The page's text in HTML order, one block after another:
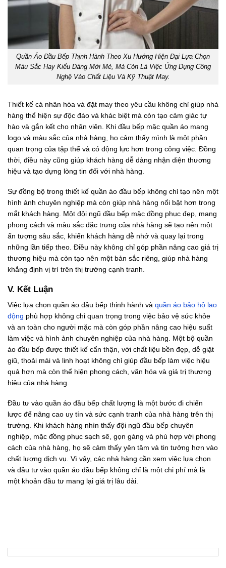
Quần Áo Đầu Bếp Thịnh Hành Theo Xu Hướng Hiện Đại Lựa Chọn
Màu Sắc Hay Kiểu Dáng Mới Mẻ, Mà Còn Là Việc Ứng Dụng Công
Nghệ Vào Chất Liệu Và Kỹ Thuật May.
Thiết kế cá nhân hóa và đặt may theo yêu cầu không chỉ giúp nhà
hàng thể hiện sự độc đáo và khác biệt mà còn tạo cảm giác tự
hào và gắn kết cho nhân viên. Khi đầu bếp mặc quần áo mang
logo và màu sắc của nhà hàng, họ cảm thấy mình là một phần
quan trọng của tập thể và có động lực hơn trong công việc. Đồng
thời, điều này cũng giúp khách hàng dễ dàng nhận diện thương
hiệu và tạo dựng lòng tin đối với nhà hàng.
Sự đồng bộ trong thiết kế quần áo đầu bếp không chỉ tạo nên một
hình ảnh chuyên nghiệp mà còn giúp nhà hàng nổi bật hơn trong
mắt khách hàng. Một đội ngũ đầu bếp mặc đồng phục đẹp, mang
phong cách và màu sắc đặc trưng của nhà hàng sẽ tạo nên một
ấn tượng sâu sắc, khiến khách hàng dễ nhớ và quay lại trong
những lần tiếp theo. Điều này không chỉ góp phần nâng cao giá trị
thương hiệu mà còn tạo nên một bản sắc riêng, giúp nhà hàng
khẳng định vị trí trên thị trường cạnh tranh.
V. Kết Luận
Việc lựa chọn quần áo đầu bếp thịnh hành và quần áo bảo hộ lao
động phù hợp không chỉ quan trọng trong việc bảo vệ sức khỏe
và an toàn cho người mặc mà còn góp phần nâng cao hiệu suất
làm việc và hình ảnh chuyên nghiệp của nhà hàng. Một bộ quần
áo đầu bếp được thiết kế cẩn thận, với chất liệu bền đẹp, dễ giặt
giũ, thoải mái và linh hoạt không chỉ giúp đầu bếp làm việc hiệu
quả hơn mà còn thể hiện phong cách, văn hóa và giá trị thương
hiệu của nhà hàng.
Đầu tư vào quần áo đầu bếp chất lượng là một bước đi chiến
lược để nâng cao uy tín và sức cạnh tranh của nhà hàng trên thị
trường. Khi khách hàng nhìn thấy đội ngũ đầu bếp chuyên
nghiệp, mặc đồng phục sạch sẽ, gọn gàng và phù hợp với phong
cách của nhà hàng, họ sẽ cảm thấy yên tâm và tin tưởng hơn vào
chất lượng dịch vụ. Vì vậy, các nhà hàng cần xem việc lựa chọn
và đầu tư vào quần áo đầu bếp không chỉ là một chi phí mà là
một khoản đầu tư mang lại giá trị lâu dài.